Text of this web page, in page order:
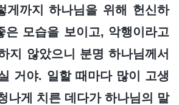
게까지 하나님을 위해 헌신하
은 모습을 보이고, 악행이라고
지 않았으니 분명 하나님께서
거야. 일할 때마다 많이 고생
나게 치른 데다가 하나님의 말